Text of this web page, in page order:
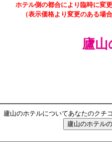
ホテル側の都合により臨時に変
（表示価格より変更のある場
廬山
廬山のホテルについてあなたのクチ